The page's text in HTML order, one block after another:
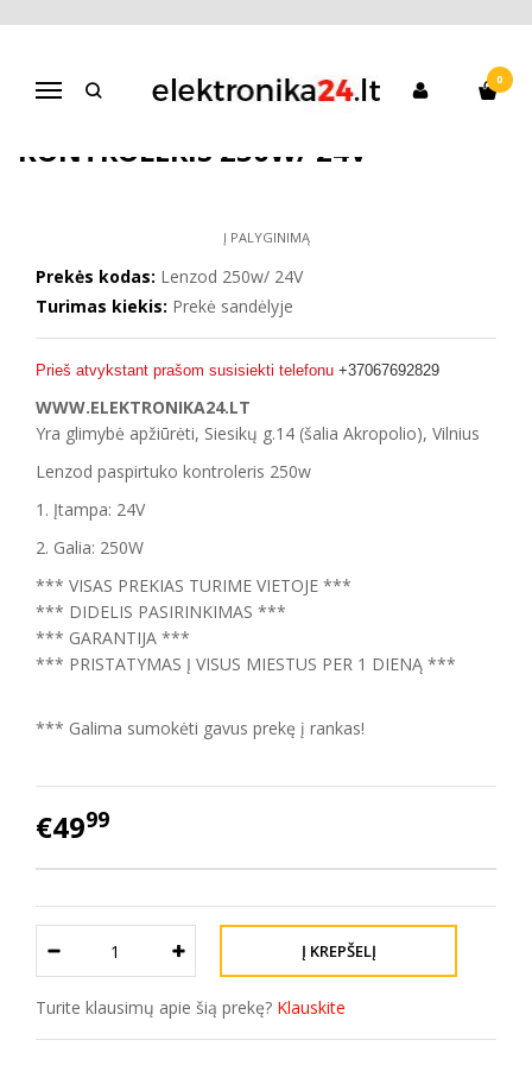
Navigacija
0
Pagrindinis Paspirtukai
Atsarginės dalys + servisas
KONTROLERIS 250W/ 24V
Į PALYGINIMĄ
Prekės kodas: Lenzod 250w/ 24V
Turimas kiekis: Prekė sandėlyje
Prieš atvykstant prašom susisiekti telefonu +37067692829
WWW.ELEKTRONIKA24.LT
Yra glimybė apžiūrėti, Siesikų g.14 (šalia Akropolio), Vilnius
Lenzod paspirtuko kontroleris 250w
1. Įtampa: 24V
2. Galia: 250W
*** VISAS PREKIAS TURIME VIETOJE ***
*** DIDELIS PASIRINKIMAS ***
*** GARANTIJA ***
*** PRISTATYMAS Į VISUS MIESTUS PER 1 DIENĄ ***
*** Galima sumokėti gavus prekę į rankas!
€4999
Turite klausimų apie šią prekę? Klauskite